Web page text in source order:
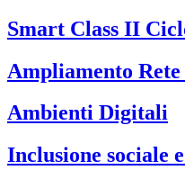
Smart Class II
Ampliamento
Ambienti Digitali
Inclusione sociale